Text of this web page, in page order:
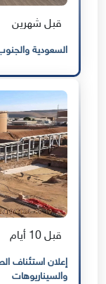
قبل شهرين
السعودية
قبل 10 أيام
إعلان استئناف
والسيناريوهات